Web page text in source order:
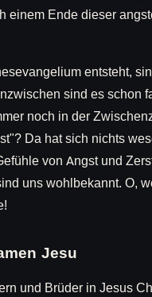
einem Ende dieser
entsteht,
sind es schon
noch in der
Da hat sich nichts
von Angst und
uns wohlbekannt. O,
Jesu
und Brüder in Jesus